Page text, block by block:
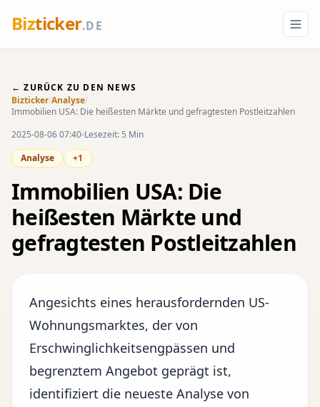
Bizticker.DE
← ZURÜCK ZU DEN NEWS
Bizticker/Analyse/
Immobilien USA: Die heißesten Märkte und gefragtesten Postleitzahlen
2025-08-06 07:40 Lesezeit: 5 Min
Analyse
+1
Immobilien USA: Die
heißesten Märkte und
gefragtesten Postleitzahlen
Angesichts eines herausfordernden US-
Wohnungsmarktes, der von
Erschwinglichkeitsengpässen und
begrenztem Angebot geprägt ist,
identifiziert die neueste Analyse von